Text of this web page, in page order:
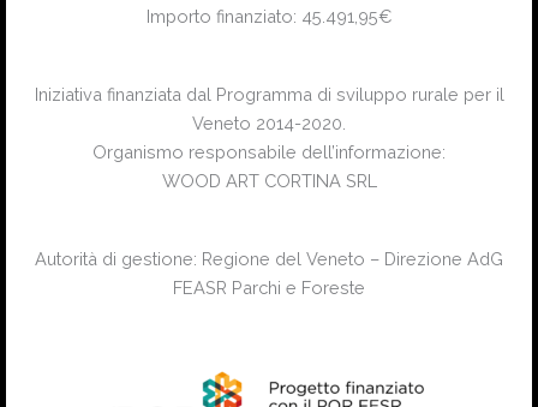
Importo finanziato: 45.491,95€
Iniziativa finanziata dal Programma di sviluppo rurale per il
Veneto 2014-2020.
Organismo responsabile dell’informazione:
WOOD ART CORTINA SRL
Autorità di gestione: Regione del Veneto – Direzione AdG
FEASR Parchi e Foreste